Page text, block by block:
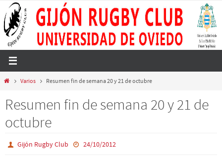
al
contenido
InicioVarios Resumen fin de semana 20 y 21 de octubre
Resumen fin de semana 20 y 21 de
octubre
Gijón Rugby Club 24/10/2012